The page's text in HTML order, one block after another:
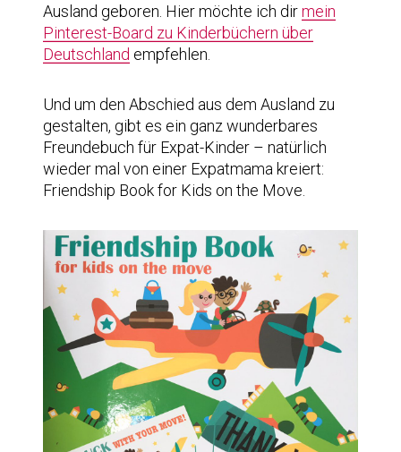
Ausland geboren. Hier möchte ich dirmein
Pinterest-Board zu Kinderbüchern über
Deutschland empfehlen.
Und um den Abschied aus dem Ausland zu
gestalten, gibt es ein ganz wunderbares
Freundebuch für Expat-Kinder – natürlich
wieder mal von einer Expatmama kreiert:
Friendship Book for Kids on the Move.